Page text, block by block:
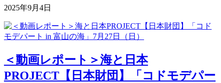
2025年9月4日
＜動画レポート＞海と日本
PROJECT【日本財団】「コドモデパー